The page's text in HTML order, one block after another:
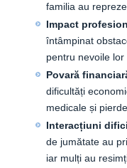
familia au
Impact
întâmpinat
pentru nevoile lor
Povară
dificultăți
medicale și
Interacțiuni
de jumătate au
iar mulți au